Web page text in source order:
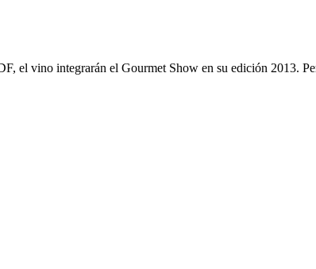
el vino integrarán el Gourmet Show en su edición 2013.